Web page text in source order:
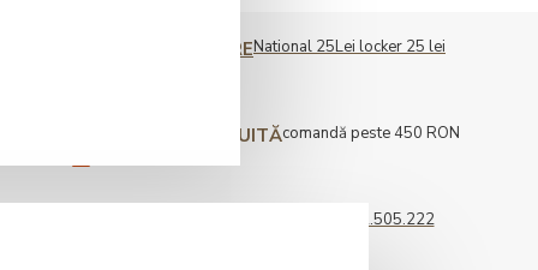
COST LIVRARENational 25Lei locker 25 lei
LIVRARE GRATUITĂcomandă peste 450 RON
0722.505.222